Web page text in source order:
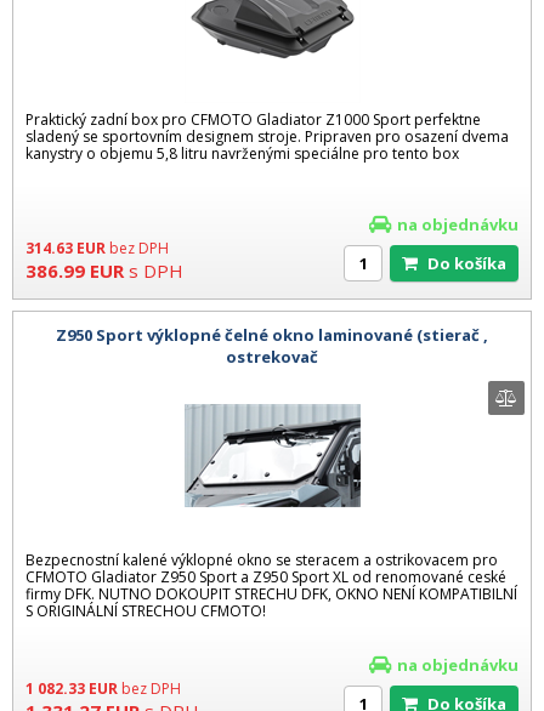
Praktický zadní box pro CFMOTO Gladiator Z1000 Sport perfektne
sladený se sportovním designem stroje. Pripraven pro osazení dvema
kanystry o objemu 5,8 litru navrženými speciálne pro tento box
314.63 EUR bez DPH
386.99 EUR s DPH
na objednávku
Do košíka
Z950 Sport výklopné čelné okno laminované (stierač ,
ostrekovač
Bezpecnostní kalené výklopné okno se steracem a ostrikovacem pro
CFMOTO Gladiator Z950 Sport a Z950 Sport XL od renomované ceské
firmy DFK. NUTNO DOKOUPIT STRECHU DFK, OKNO NENÍ KOMPATIBILNÍ
S ORIGINÁLNÍ STRECHOU CFMOTO!
1 082.33 EUR bez DPH
na objednávku
Do košíka